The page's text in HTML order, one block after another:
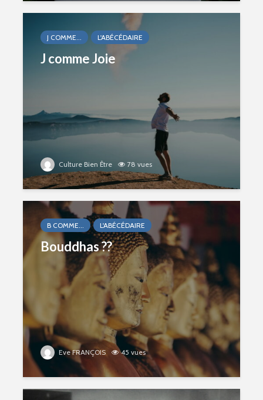
J COMME... L'ABÉCÉDAIRE
J comme Joie
Culture Bien Être 78 vues
B COMME... L'ABÉCÉDAIRE
Bouddhas ??
Eve FRANÇOIS 45 vues